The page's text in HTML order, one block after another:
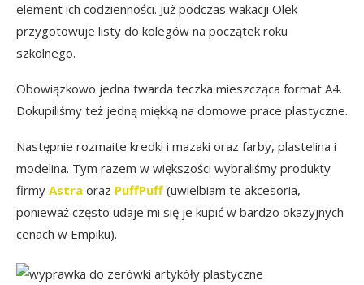
element ich codzienności. Już podczas wakacji Olek
przygotowuje listy do kolegów na początek roku
szkolnego.
Obowiązkowo jedna twarda teczka mieszcząca format A4.
Dokupiliśmy też jedną miękką na domowe prace plastyczne.
Następnie rozmaite kredki i mazaki oraz farby, plastelina i
modelina. Tym razem w większości wybraliśmy produkty
firmy Astra oraz PuffPuff (uwielbiam te akcesoria,
ponieważ często udaje mi się je kupić w bardzo okazyjnych
cenach w Empiku).